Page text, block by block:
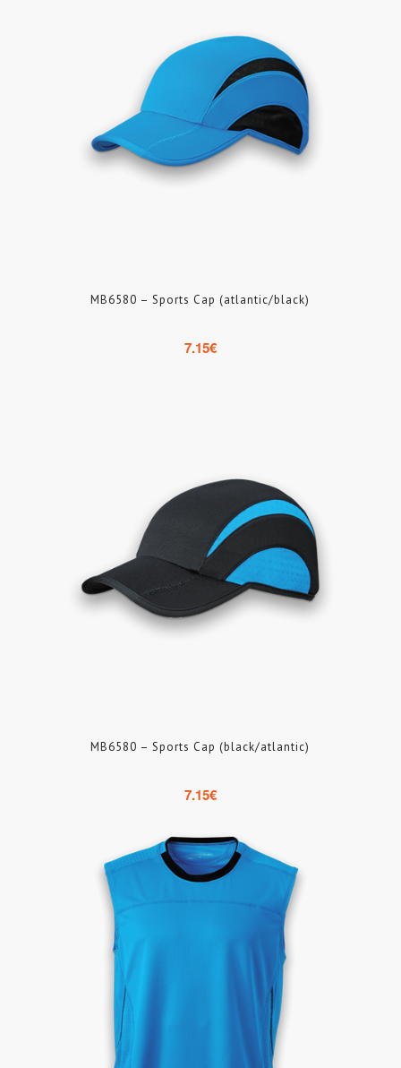
MB6580 – Sports Cap (atlantic/black)
7.15€
MB6580 – Sports Cap (black/atlantic)
7.15€